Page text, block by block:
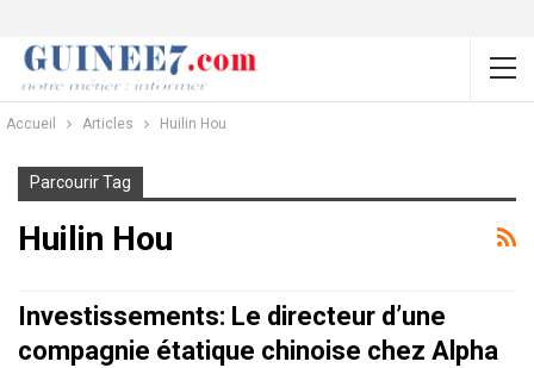
Accueil Articles Huilin Hou
Parcourir Tag
Huilin Hou
Investissements: Le directeur d’une
compagnie étatique chinoise chez Alpha